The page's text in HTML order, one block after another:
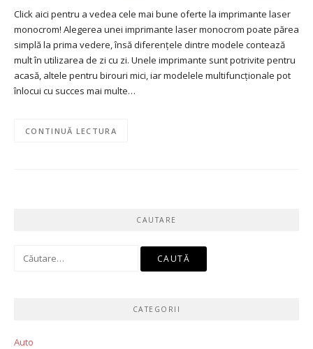
Click aici pentru a vedea cele mai bune oferte la imprimante laser
monocrom! Alegerea unei imprimante laser monocrom poate părea
simplă la prima vedere, însă diferențele dintre modele contează
mult în utilizarea de zi cu zi. Unele imprimante sunt potrivite pentru
acasă, altele pentru birouri mici, iar modelele multifuncționale pot
înlocui cu succes mai multe…
CONTINUĂ LECTURA
CAUTARE
Caută
CATEGORII
Auto